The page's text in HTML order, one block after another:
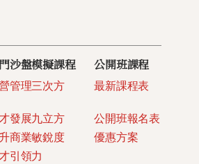
沙盤模擬課程
管理三次方
發展九立方
商業敏銳度
引領力
​公開班課程
最新課程表
公開班報名表
優惠方案